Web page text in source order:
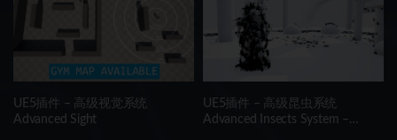
UE5插件 – 高级视觉系统
Advanced Sight
UE5插件 – 高级昆虫系统
Advanced Insects System –